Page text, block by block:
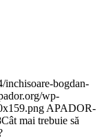
inchisoare-bogdan-
wp-
APADOR-
Cât mai trebuie să